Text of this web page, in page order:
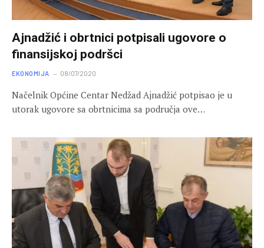
Ajnadžić i obrtnici potpisali ugovore o
finansijskoj podršci
EKONOMIJA 08/07/2020
Načelnik Općine Centar Nedžad Ajnadžić potpisao je u
utorak ugovore sa obrtnicima sa područja ove…